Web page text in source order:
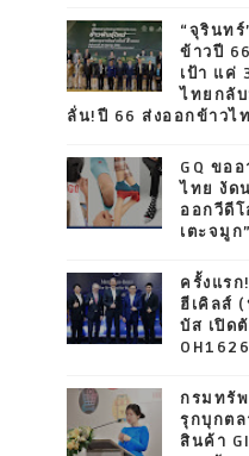
“จุรินท
ข้าวปี
เป้า แค่
ไทยกลั
ลั่น!ปี 66 ส่งออกข้าวไ
GQ ขอ
ไทย งัด
ออกวีดี
เตะจมูก”
ครั้งแรก
ฮีเคิลส์
บัส เปิด
กรมทรั
รุกบุกต
สินค้า